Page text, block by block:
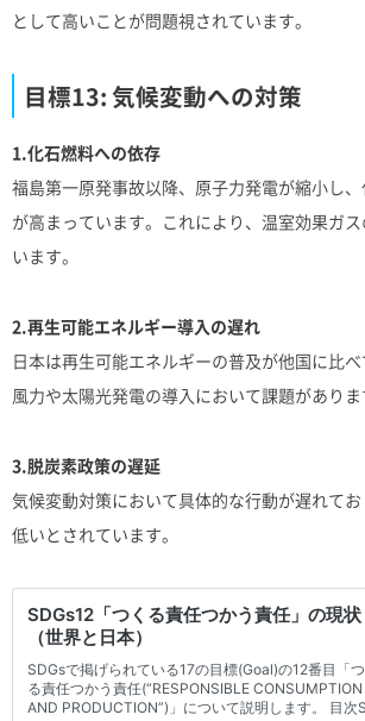
として高いことが問題視されています。
目標13: 気候変動への対策
1.化石燃料への依存
福島第一原発事故以降、原子力発電が縮小し
が高まっています。これにより、温室効果ガ
います。
2.再生可能エネルギー導入の遅れ
日本は再生可能エネルギーの普及が他国に比
風力や太陽光発電の導入において課題がありま
3.脱炭素政策の遅延
気候変動対策において具体的な行動が遅れて
低いとされています。